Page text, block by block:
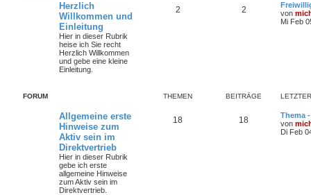
Herzlich
Willkommen und
Einleitung
Hier in dieser Rubrik
heise ich Sie recht
Herzlich Willkommen
und gebe eine kleine
Einleitung.
2 2
von
Mi Feb
FORUM THEMEN BEITRÄGE
Allgemeine erste
Hinweise zum
Aktiv sein im
Direktvertrieb
Hier in dieser Rubrik
gebe ich erste
allgemeine Hinweise
zum Aktiv sein im
Direktvertrieb.
18 18
Thema
von
Di Feb